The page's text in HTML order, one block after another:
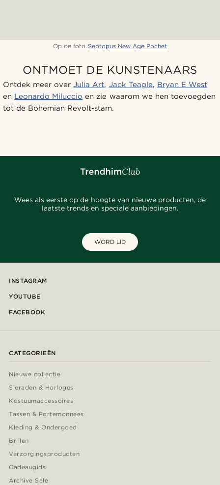
Op de foto Septopus New Age Pochet
ONTMOET DE KUNSTENAARS
Ontdek meer overJulia Art, Jack Teagle, Bryan E West
en Leonardo Miluccio en zie waarom we hen toevoegden
tot de Bohemian Revolt-stam.
Wees als eerste op de hoogte van nieuwe producten, de
laatste trends en speciale aanbiedingen.
WORD LID
INSTAGRAM
YOUTUBE
FACEBOOK
CATEGORIEËN
Nieuwe collectie
Sieraden & Horloges
Kostuumaccessoires
Tassen & Portemonnees
Kleding & Ondergoed
Brillen
Verzorgingsproducten
Cadeaugids
Archive Sale